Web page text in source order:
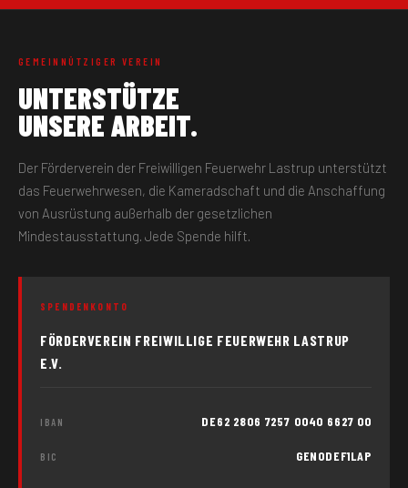
GEMEINNÜTZIGER VEREIN
UNTERSTÜTZE
UNSERE ARBEIT.
Der Förderverein der Freiwilligen Feuerwehr Lastrup unterstützt
das Feuerwehrwesen, die Kameradschaft und die Anschaffung
von Ausrüstung außerhalb der gesetzlichen
Mindestausstattung. Jede Spende hilft.
SPENDENKONTO
FÖRDERVEREIN FREIWILLIGE FEUERWEHR LASTRUP
E.V.
IBAN DE62 2806 7257 0040 6627 00
BIC GENODEF1LAP